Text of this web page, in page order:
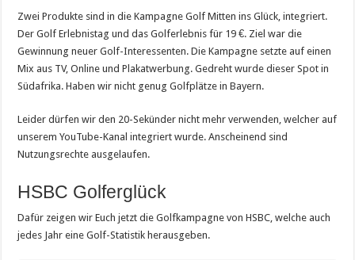
Zwei Produkte sind in die Kampagne Golf Mitten ins Glück, integriert.
Der Golf Erlebnistag und das Golferlebnis für 19 €. Ziel war die
Gewinnung neuer Golf-Interessenten. Die Kampagne setzte auf einen
Mix aus TV, Online und Plakatwerbung. Gedreht wurde dieser Spot in
Südafrika. Haben wir nicht genug Golfplätze in Bayern.
Leider dürfen wir den 20-Sekünder nicht mehr verwenden, welcher auf
unserem YouTube-Kanal integriert wurde. Anscheinend sind
Nutzungsrechte ausgelaufen.
HSBC Golferglück
Dafür zeigen wir Euch jetzt die Golfkampagne von HSBC, welche auch
jedes Jahr eine Golf-Statistik herausgeben.